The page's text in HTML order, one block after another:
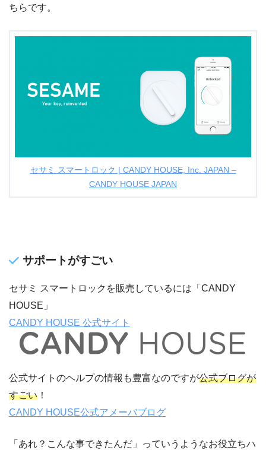
ちらです。
セサミ スマートロック | CANDY HOUSE, Inc. JAPAN –
CANDY HOUSE JAPAN
サポートがすごい
セサミ スマートロックを販売しているには「CANDY
HOUSE」
CANDY HOUSE 公式サイト
公式サイトのヘルプの情報も豊富なのですが公式ブログが
すごい ！
CANDY HOUSE公式アメーバブログ
「あれ？こんな事できたんだ」っていうようなお役立ちハ